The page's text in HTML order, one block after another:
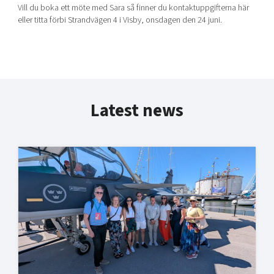
Vill du boka ett möte med Sara så finner du kontaktuppgifterna här
eller titta förbi Strandvägen 4 i Visby, onsdagen den 24 juni.
Latest news